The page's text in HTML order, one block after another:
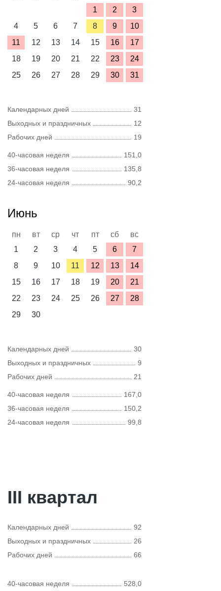
1
2
3
4
5 6 7 8 9
10
11
12 13 14 15 16
17
18
19 20 21 22 23
24
25
26 27 28 29 30 31
Календарных дней
31
Выходных и праздничных
12
Рабочих дней
19
40-часовая неделя
151,0
36-часовая неделя
135,8
24-часовая неделя
90,2
Июнь
пн вт ср чт пт сб
вс
1
2 3 4 5 6
7
8
9 10 11 12 13
14
15
16 17 18 19 20
21
22
23 24 25 26 27
28
29
30
Календарных дней
30
Выходных и праздничных
9
Рабочих дней
21
40-часовая неделя
167,0
36-часовая неделя
150,2
24-часовая неделя
99,8
III квартал
Календарных дней
92
Выходных и праздничных
26
Рабочих дней
66
40-часовая неделя 528,0